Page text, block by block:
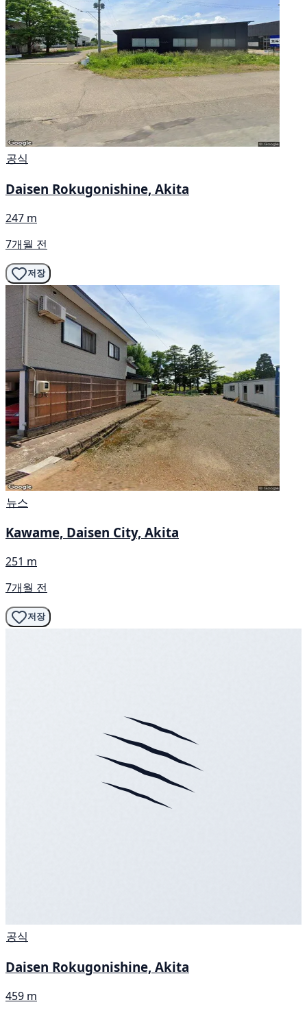
공식
Daisen Rokugonishine, Akita
247 m
7개월 전
저장
뉴스
Kawame, Daisen City, Akita
251 m
7개월 전
저장
공식
Daisen Rokugonishine, Akita
459 m